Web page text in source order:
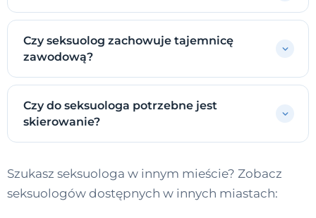
Czy seksuolog zachowuje tajemnicę
zawodową?
Czy do seksuologa potrzebne jest
skierowanie?
Szukasz seksuologa w innym mieście? Zobacz
seksuologów dostępnych w innych miastach: